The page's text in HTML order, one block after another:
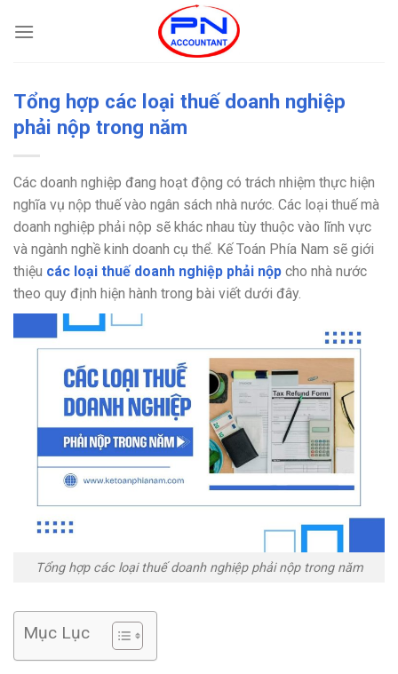
qua
Tổng hợp các loại thuế doanh nghiệp
phải nộp trong năm
Các doanh nghiệp đang hoạt động có trách nhiệm thực hiện
nghĩa vụ nộp thuế vào ngân sách nhà nước. Các loại thuế mà
doanh nghiệp phải nộp sẽ khác nhau tùy thuộc vào lĩnh vực
và ngành nghề kinh doanh cụ thể. Kế Toán Phía Nam sẽ giới
thiệu các loại thuế doanh nghiệp phải nộp cho nhà nước
theo quy định hiện hành trong bài viết dưới đây.
Tổng hợp các loại thuế doanh nghiệp phải nộp trong năm
Mục Lục